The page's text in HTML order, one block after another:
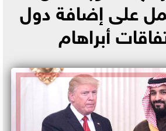
على إضافة دول
أبراهام